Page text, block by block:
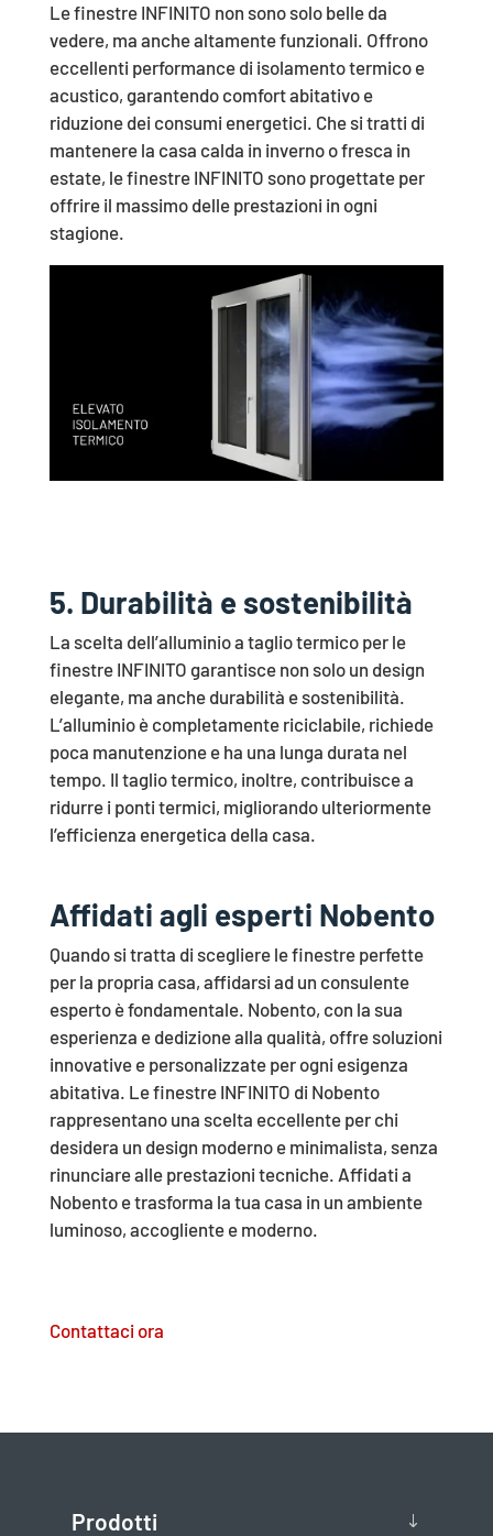
Le finestre INFINITO non sono solo belle da
vedere, ma anche altamente funzionali. Offrono
eccellenti performance di isolamento termico e
acustico, garantendo comfort abitativo e
riduzione dei consumi energetici. Che si tratti di
mantenere la casa calda in inverno o fresca in
estate, le finestre INFINITO sono progettate per
offrire il massimo delle prestazioni in ogni
stagione.
5. Durabilità e sostenibilità
La scelta dell’alluminio a taglio termico per le
finestre INFINITO garantisce non solo un design
elegante, ma anche durabilità e sostenibilità.
L’alluminio è completamente riciclabile, richiede
poca manutenzione e ha una lunga durata nel
tempo. Il taglio termico, inoltre, contribuisce a
ridurre i ponti termici, migliorando ulteriormente
l’efficienza energetica della casa.
Affidati agli esperti Nobento
Quando si tratta di scegliere le finestre perfette
per la propria casa, affidarsi ad un consulente
esperto è fondamentale. Nobento, con la sua
esperienza e dedizione alla qualità, offre soluzioni
innovative e personalizzate per ogni esigenza
abitativa. Le finestre INFINITO di Nobento
rappresentano una scelta eccellente per chi
desidera un design moderno e minimalista, senza
rinunciare alle prestazioni tecniche. Affidati a
Nobento e trasforma la tua casa in un ambiente
luminoso, accogliente e moderno.
Contattaci ora
Prodotti